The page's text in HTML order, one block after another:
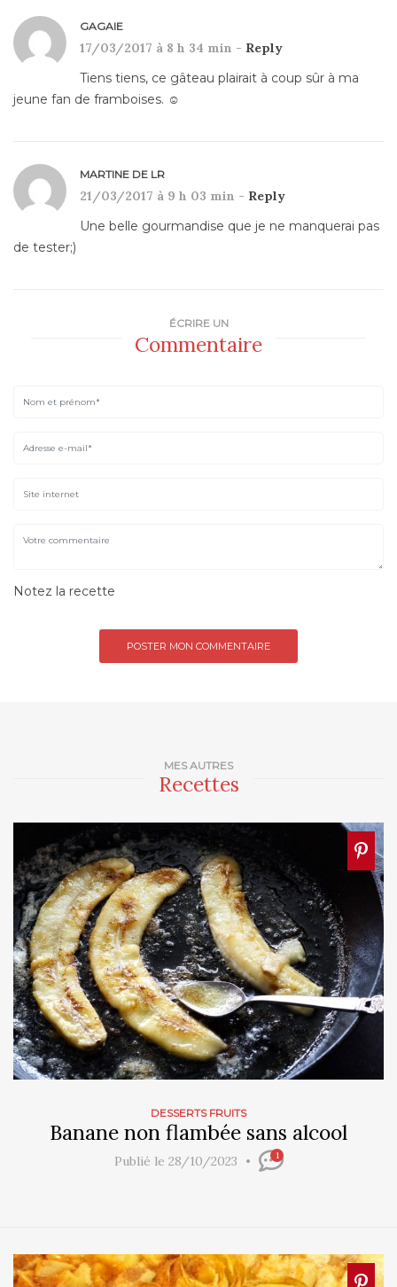
MES AUTRES
Recettes
DESSERTS FRUITS
Banane non flambée sans alcool
Publié le 28/10/2023 1
GAGAIE
17/03/2017 à 8 h 34 min - Reply
Tiens tiens, ce gâteau plairait à coup sûr à ma
jeune fan de framboises. ☺
MARTINE DE LR
21/03/2017 à 9 h 03 min - Reply
Une belle gourmandise que je ne manquerai pas
de tester;)
ÉCRIRE UN
Commentaire
Notez la recette